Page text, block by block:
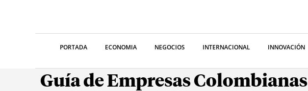
PORTADA ECONOMIA NEGOCIOS INTERNACIONAL INNOVACIÓN
Guía de Empresas Colombianas